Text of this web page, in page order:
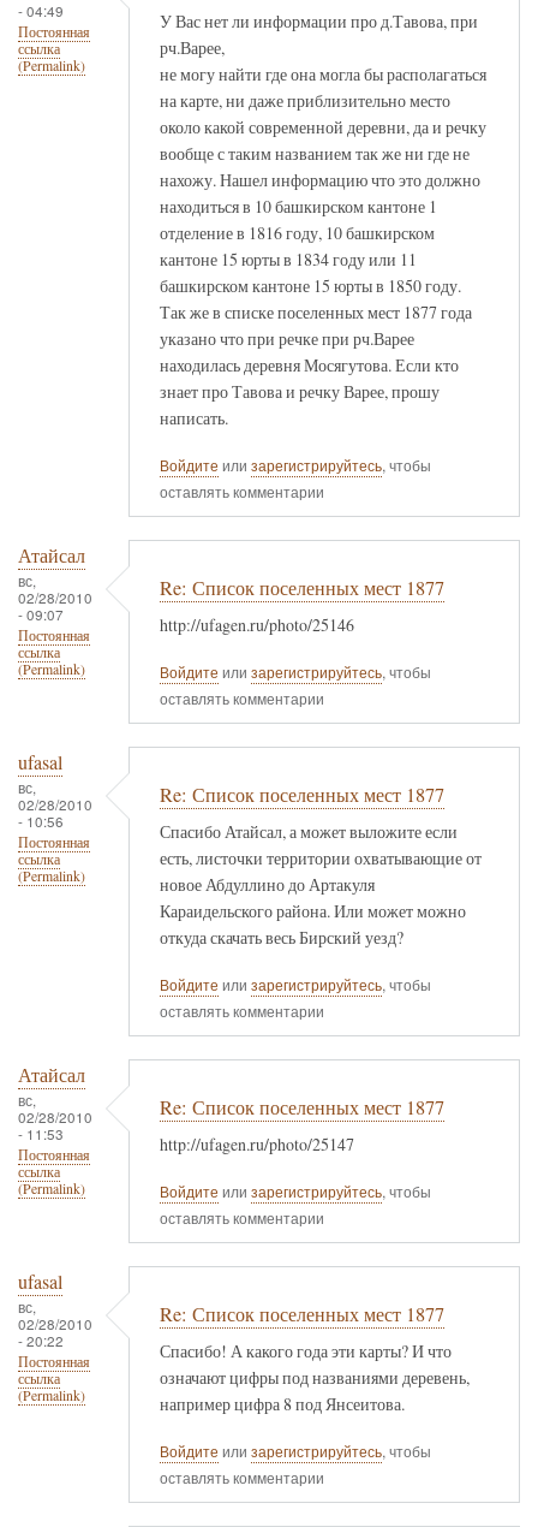
- 04:49
Постоянная
ссылка
(Permalink)
У Вас нет ли информации про д.Тавова, при
рч.Варее,
не могу найти где она могла бы располагаться
на карте, ни даже приблизительно место
около какой современной деревни, да и речку
вообще с таким названием так же ни где не
нахожу. Нашел информацию что это должно
находиться в 10 башкирском кантоне 1
отделение в 1816 году, 10 башкирском
кантоне 15 юрты в 1834 году или 11
башкирском кантоне 15 юрты в 1850 году.
Так же в списке поселенных мест 1877 года
указано что при речке при рч.Варее
находилась деревня Мосягутова. Если кто
знает про Тавова и речку Варее, прошу
написать.
Войдите или зарегистрируйтесь, чтобы
оставлять комментарии
Атайсал
вс,
02/28/2010
- 09:07
Постоянная
ссылка
(Permalink)
Re: Список поселенных мест 1877
http://ufagen.ru/photo/25146
Войдите или зарегистрируйтесь, чтобы
оставлять комментарии
ufasal
вс,
02/28/2010
- 10:56
Постоянная
ссылка
(Permalink)
Re: Список поселенных мест 1877
Спасибо Атайсал, а может выложите если
есть, листочки территории охватывающие от
новое Абдуллино до Артакуля
Караидельского района. Или может можно
откуда скачать весь Бирский уезд?
Войдите или зарегистрируйтесь, чтобы
оставлять комментарии
Атайсал
вс,
02/28/2010
- 11:53
Постоянная
ссылка
(Permalink)
Re: Список поселенных мест 1877
http://ufagen.ru/photo/25147
Войдите или зарегистрируйтесь, чтобы
оставлять комментарии
ufasal
вс,
02/28/2010
- 20:22
Постоянная
ссылка
(Permalink)
Re: Список поселенных мест 1877
Спасибо! А какого года эти карты? И что
означают цифры под названиями деревень,
например цифра 8 под Янсеитова.
Войдите или зарегистрируйтесь, чтобы
оставлять комментарии